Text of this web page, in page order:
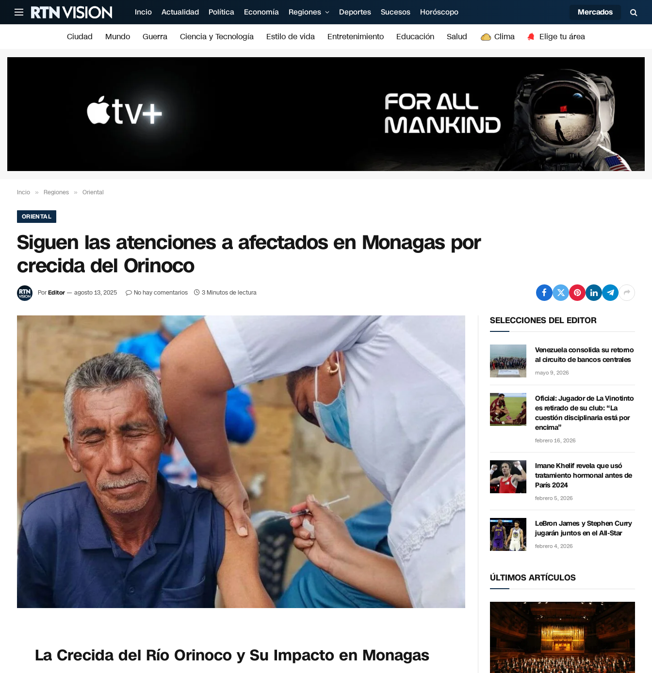
Incio Actualidad Política Economía Regiones Deportes Sucesos Horóscopo Mercados
Ciudad Mundo Guerra Ciencia y Tecnología Estilo de vida Entretenimiento Educación Salud Clima Elige tu área
Incio » Regiones » Oriental
ORIENTAL
‎Siguen las atenciones a afectados en Monagas por
crecida del Orinoco
PorEditor agosto 13, 2025 No hay comentarios 3 Minutos de lectura
La Crecida del Río Orinoco y Su Impacto en Monagas
SELECCIONES DEL EDITOR
Venezuela consolida su retorno
al circuito de bancos centrales
mayo 9, 2026
Oficial: Jugador de La Vinotinto
es retirado de su club: “La
cuestión disciplinaria está por
encima”
febrero 16, 2026
Imane Khelif revela que usó
tratamiento hormonal antes de
París 2024
febrero 5, 2026
LeBron James y Stephen Curry
jugarán juntos en el All-Star
febrero 4, 2026
ÚLTIMOS ARTÍCULOS